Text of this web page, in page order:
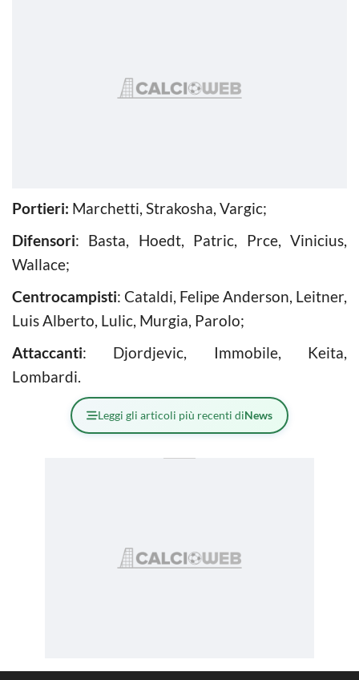
Portieri: Marchetti, Strakosha, Vargic;
Difensori: Basta, Hoedt, Patric, Prce, Vinicius,
Wallace;
Centrocampisti: Cataldi, Felipe Anderson, Leitner,
Luis Alberto, Lulic, Murgia, Parolo;
Attaccanti: Djordjevic, Immobile, Keita,
Lombardi.
Leggi gli articoli più recenti diNews